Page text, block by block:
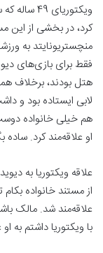
کرد، در بخشی از این
منچستریونایتد به
فقط برای بازی‌های
هتل‌ بودند، برخلاف
لابی ایستاده بود و
هم خیلی خانواده
او علاقه‌مند کرد.
علاقه ویکتوریا به
از مستند خانواده
علاقه‌مند شد. مالک
با ویکتوریا داشتم به